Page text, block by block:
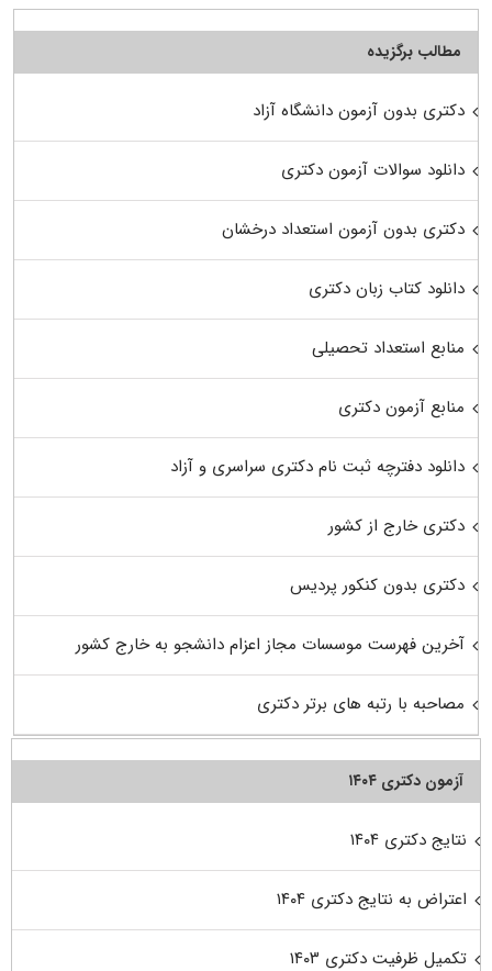
مطالب برگزیده
دکتری بدون آزمون دانشگاه آزاد
دانلود سوالات آزمون دکتری
دکتری بدون آزمون استعداد درخشان
دانلود کتاب زبان دکتری
منابع استعداد تحصیلی
منابع آزمون دکتری
دانلود دفترچه ثبت نام دکتری سراسری و آزاد
دکتری خارج از کشور
دکتری بدون کنکور پردیس
آخرین فهرست موسسات مجاز اعزام دانشجو به خارج کشور
مصاحبه با رتبه های برتر دکتری
آزمون دکتری ۱۴۰۴
نتایج دکتری ۱۴۰۴
اعتراض به نتایج دکتری ۱۴۰۴
تکمیل ظرفیت دکتری ۱۴۰۳